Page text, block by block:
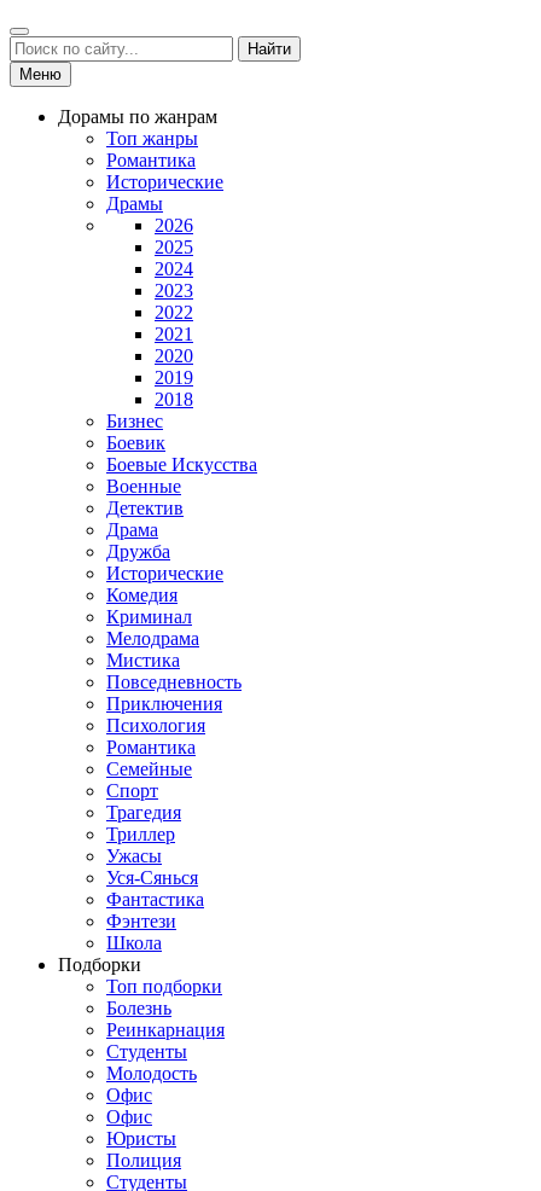
Найти
Меню
Дорамы по жанрам
Топ жанры
Романтика
Исторические
Драмы
2026
2025
2024
2023
2022
2021
2020
2019
2018
Бизнес
Боевик
Боевые Искусства
Военные
Детектив
Драма
Дружба
Исторические
Комедия
Криминал
Мелодрама
Мистика
Повседневность
Приключения
Психология
Романтика
Семейные
Спорт
Трагедия
Триллер
Ужасы
Уся-Сянься
Фантастика
Фэнтези
Школа
Подборки
Топ подборки
Болезнь
Реинкарнация
Студенты
Молодость
Офис
Офис
Юристы
Полиция
Студенты